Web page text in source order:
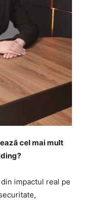
cel mai mult
impactul real pe